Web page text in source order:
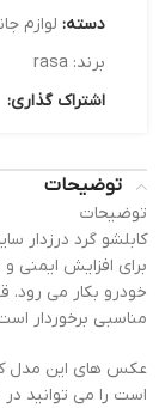
دسته: لوازم
برند: rasa
اشتراک گذاری:
توضیحات
توضیحات
برای افزایش ایمنی
خودرو بکار می رود.
مناسبی برخوردار
است را می توانید